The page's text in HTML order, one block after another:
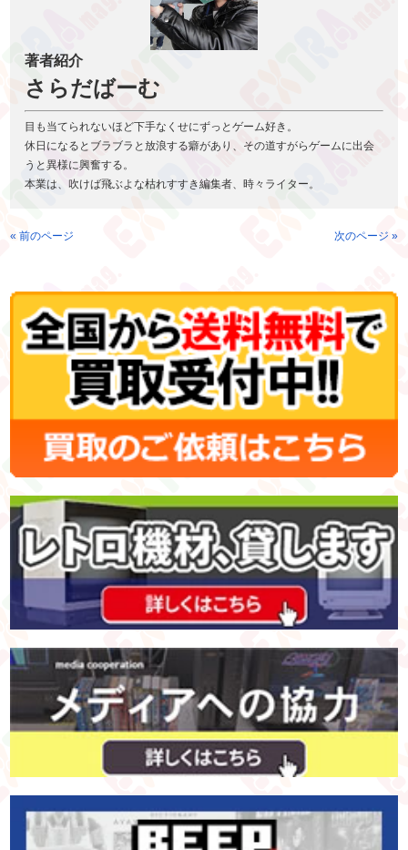
著者紹介
さらだばーむ
目も当てられないほど下手なくせにずっとゲーム好き。
休日になるとブラブラと放浪する癖があり、その道すがらゲームに出会
うと異様に興奮する。
本業は、吹けば飛ぶよな枯れすすき編集者、時々ライター。
« 前のページ 次のページ »